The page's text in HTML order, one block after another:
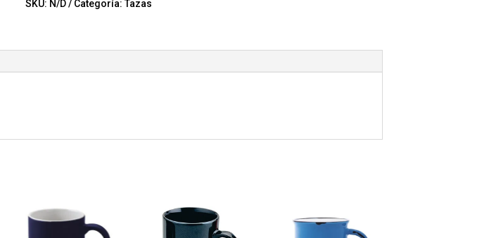
02-
SKU: N/D Categoría:Tazas